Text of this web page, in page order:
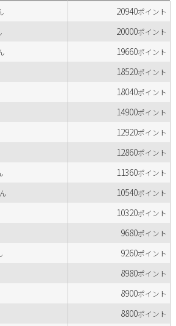
20940ポイント
20000ポイント
19660ポイント
18520ポイント
18040ポイント
14900ポイント
12920ポイント
12860ポイント
11360ポイント
10540ポイント
10320ポイント
9680ポイント
9260ポイント
8980ポイント
8900ポイント
8800ポイント